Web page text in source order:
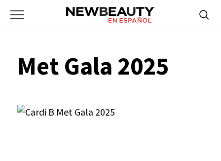
Primary
NewBeauty
for:
Met Gala 2025